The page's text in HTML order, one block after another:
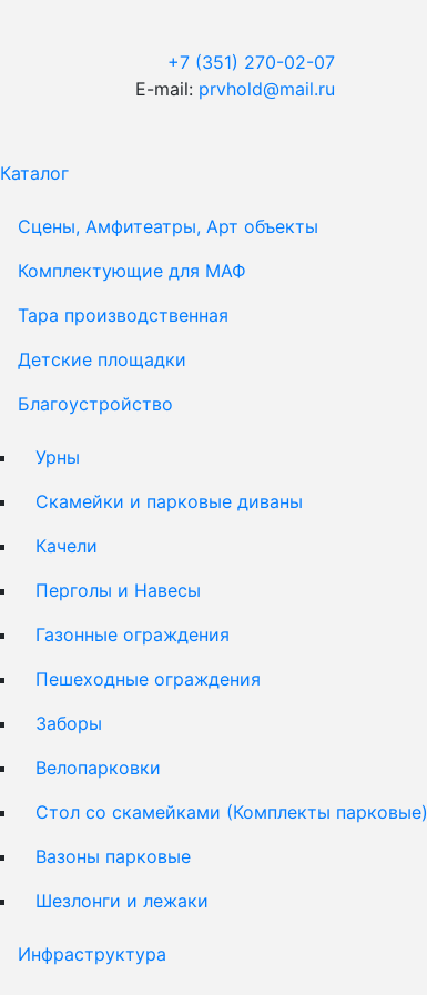
+7 (351) 270-02-07
E-mail: prvhold@mail.ru
Каталог
Сцены, Амфитеатры, Арт объекты
Комплектующие для МАФ
Тара производственная
Детские площадки
Благоустройство
Урны
Скамейки и парковые диваны
Качели
Перголы и Навесы
Газонные ограждения
Пешеходные ограждения
Заборы
Велопарковки
Стол со скамейками (Комплекты парковые)
Вазоны парковые
Шезлонги и лежаки
Инфраструктура